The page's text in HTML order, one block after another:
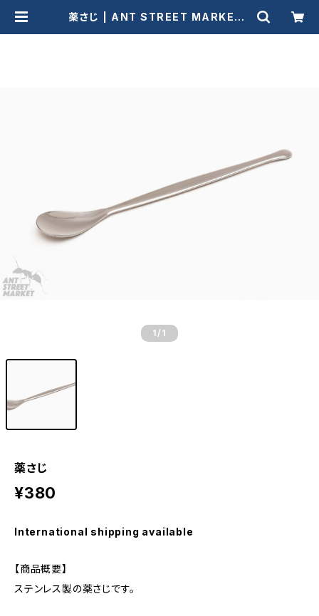
薬さじ | ANT STREET MARKET /
1 /1
薬さじ
¥380
International shipping available
【商品概要】
ステンレス製の薬さじです。